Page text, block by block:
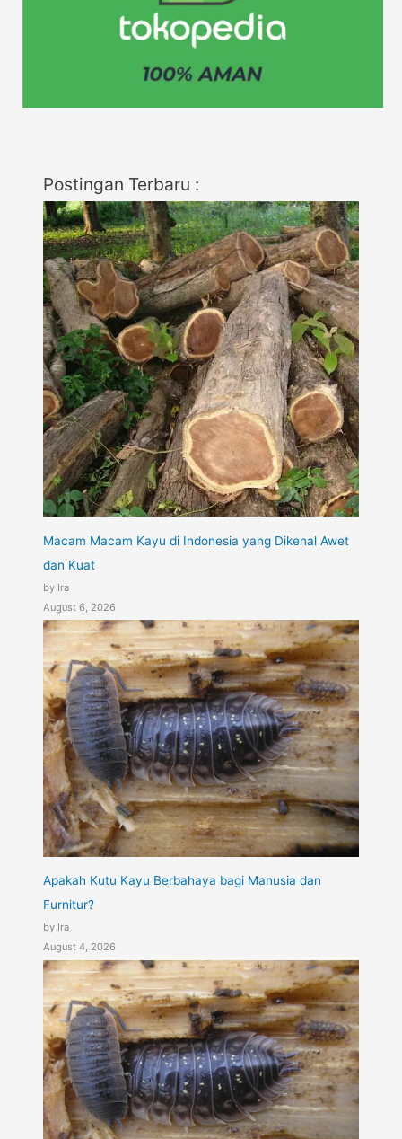
Postingan Terbaru :
Macam Macam Kayu di Indonesia yang Dikenal Awet
dan Kuat
by Ira
August 6, 2026
Apakah Kutu Kayu Berbahaya bagi Manusia dan
Furnitur?
by Ira
August 4, 2026